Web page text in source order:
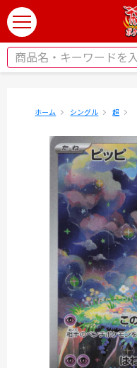
t
o
g
ホーム シングル 超